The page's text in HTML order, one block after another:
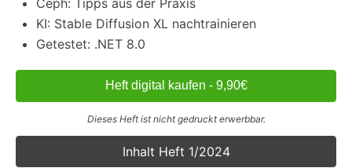
KI: Stable Diffusion XL nachtrainieren
Getestet: .NET 8.0
Heft digital kaufen - 9,90€
Dieses Heft ist nicht gedruckt erwerbbar.
Inhalt Heft 1/2024